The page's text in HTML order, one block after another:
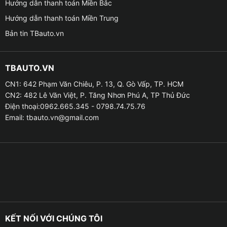
nhiều và có giá thành thấp hơn.
– Bọc trần 5D, 6D: Được sử dụng da PU kết hợp với
cốp xe ô tô và thảm trải sàn.
Hướng dẫn thanh toán Miền Bắc
Hướng dẫn thanh toán Miền Trung
Bản tin TBauto.vn
TBAUTO.VN
CN1: 642 Phạm Văn Chiêu, P. 13, Q. Gò Vấp, TP. HCM
CN2: 482 Lê Văn Việt, P. Tăng Nhơn Phú A, TP Thủ Đức
Điện thoại:0962.665.345 - 0798.74.75.76
Email: tbauto.vn@gmail.com
KẾT NỐI VỚI CHÚNG TÔI